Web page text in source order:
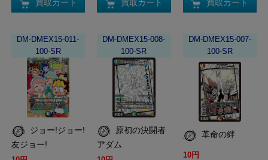
買取カート 買取カート 買取カート
DM-DMEX15-011-
100-SR
友ジョー!
DM-DMEX15-008-
100-SR
アダム
DM-DMEX15-007-
100-SR
革命の絆
10円